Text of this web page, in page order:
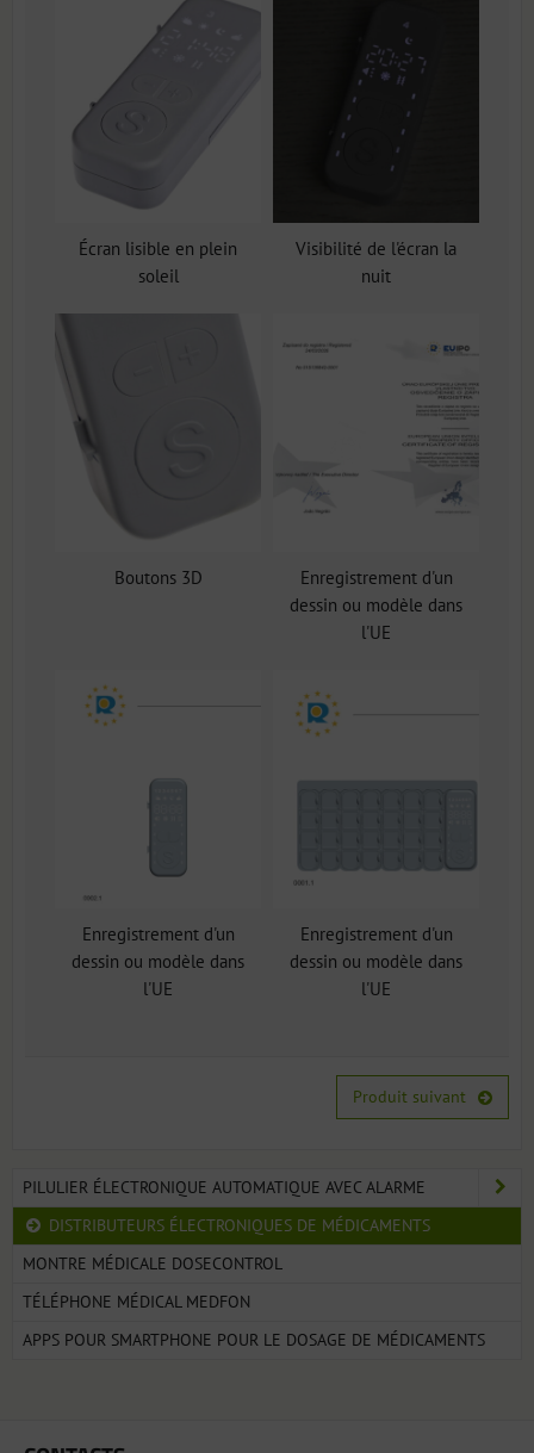
Écran lisible en plein
soleil
Visibilité de l'écran la
nuit
Boutons 3D
Enregistrement d'un
dessin ou modèle dans
l'UE
Enregistrement d'un
dessin ou modèle dans
l'UE
Enregistrement d'un
dessin ou modèle dans
l'UE
Produit suivant
PILULIER ÉLECTRONIQUE AUTOMATIQUE AVEC ALARME
DISTRIBUTEURS ÉLECTRONIQUES DE MÉDICAMENTS
MONTRE MÉDICALE DOSECONTROL
TÉLÉPHONE MÉDICAL MEDFON
APPS POUR SMARTPHONE POUR LE DOSAGE DE MÉDICAMENTS